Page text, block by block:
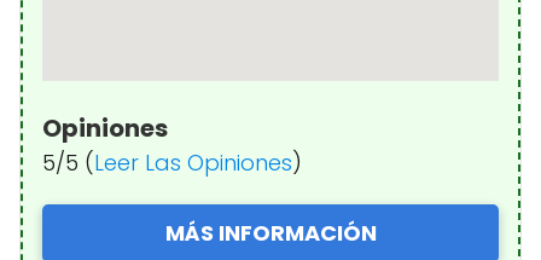
Opiniones
5/5 (Leer Las Opiniones)
MÁS INFORMACIÓN